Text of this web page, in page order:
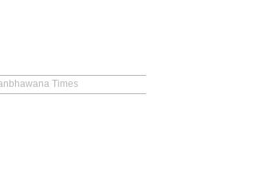
Times